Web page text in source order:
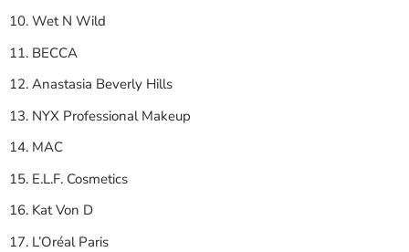
Wet N Wild
BECCA
Anastasia Beverly Hills
NYX Professional Makeup
MAC
E.L.F. Cosmetics
Kat Von D
L’Oréal Paris